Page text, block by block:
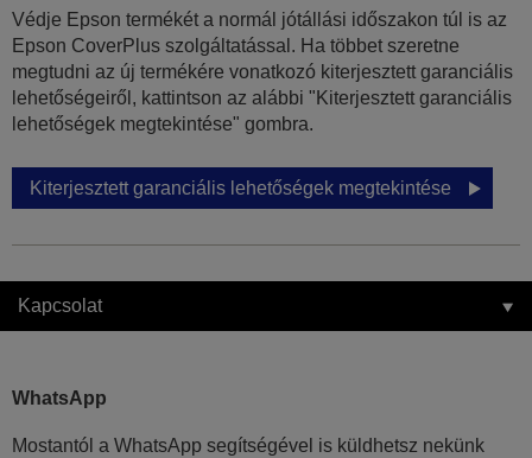
Védje Epson termékét a normál jótállási időszakon túl is az
Epson CoverPlus szolgáltatással. Ha többet szeretne
megtudni az új termékére vonatkozó kiterjesztett garanciális
lehetőségeiről, kattintson az alábbi "Kiterjesztett garanciális
lehetőségek megtekintése" gombra.
Kiterjesztett garanciális lehetőségek megtekintése
Kapcsolat
WhatsApp
Mostantól a WhatsApp segítségével is küldhetsz nekünk